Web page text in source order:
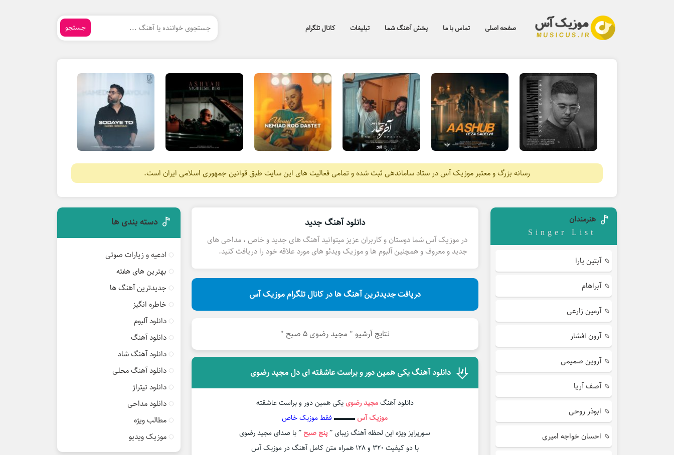
صفحه اصلی تماس با ما پخش آهنگ شما تبلیغات کانال تلگرام جستجو
رسانه بزرگ و معتبر موزیک آس در ستاد ساماندهی ثبت شده و تمامی فعالیت های این سایت طبق قوانین جمهوری اسلامی ایران است.
دانلود آهنگ جدید
در موزیک آس شما دوستان و کاربران عزیز میتوانید آهنگ های جدید و خاص ، مداحی های
جدید و معروف و همچنین آلبوم ها و موزیک ویدئو های مورد علاقه خود را دریافت کنید.
دریافت جدیدترین آهنگ ها در کانال تلگرام موزیک آس
نتایج آرشیو " مجید رضوی 5 صبح "
دانلود آهنگ یکی همین دور و براست عاشقته ای دل مجید رضوی
دانلود آهنگمجید رضوییکی همین دور و براست عاشقته
موزیک آس▬▬▬ فقط موزیک خاص
سورپرایز ویژه این لحظه آهنگ زیبای ”پنج صبح” با صدای مجید رضوی
با دو کیفیت ۳۲۰ و ۱۲۸ همراه متن کامل آهنگ در موزیک آس
هنرمندان
Singer List
آبتین یارا
آبراهام
آرمین زارعی
آرون افشار
آروین صمیمی
آصف آریا
ابوذر روحی
احسان خواجه امیری
دسته بندی ها
ادعیه و زیارات صوتی
بهترین های هفته
جدیدترین آهنگ ها
خاطره انگیز
دانلود آلبوم
دانلود آهنگ
دانلود آهنگ شاد
دانلود آهنگ محلی
دانلود تیتراژ
دانلود مداحی
مطالب ویژه
موزیک ویدیو